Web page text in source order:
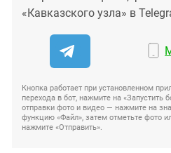
«Кавказского узла» в
Кнопка работает при установленном
перехода в бот, нажмите на «Запустить
отправки фото и видео — нажмите на
функцию «Файл», затем отметьте фото
нажмите «Отправить».